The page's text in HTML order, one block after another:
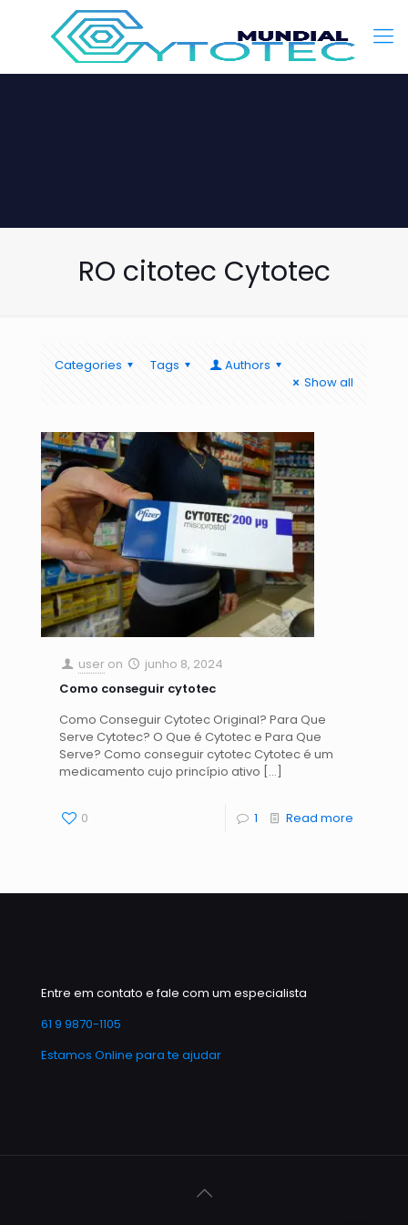
RO citotec Cytotec
Categories Tags
Authors
Show all
user on
junho 8, 2024
Como conseguir cytotec
Como Conseguir Cytotec Original? Para Que
Serve Cytotec? O Que é Cytotec e Para Que
Serve? Como conseguir cytotec Cytotec é um
medicamento cujo princípio ativo […]
0 1 Read more
Entre em contato e fale com um especialista
61 9 9870-1105
Estamos Online para te ajudar